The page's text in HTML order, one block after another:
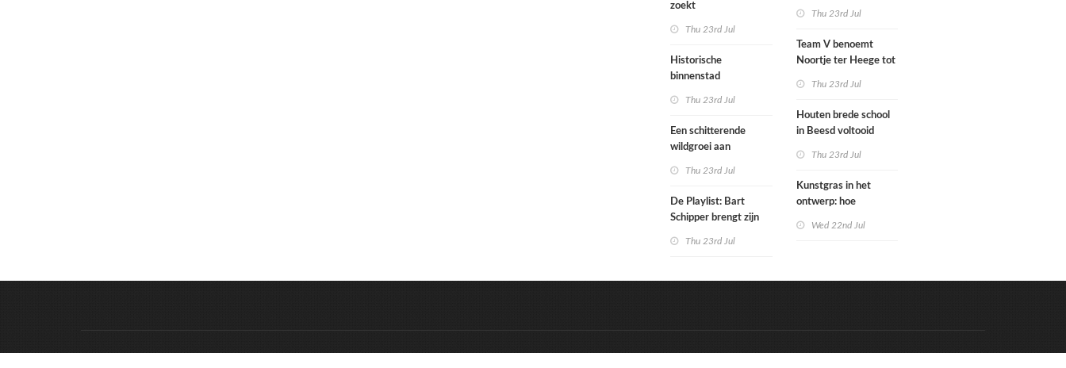
zoekt
doorrekenen met
CO2-rekenmethode
Thu 23rd Jul
Historische
binnenstad
werelderfgoed
Thu 23rd Jul
Een schitterende
wildgroei aan
Thu 23rd Jul
De Playlist: Bart
Schipper brengt zijn
Thu 23rd Jul
Thu 23rd Jul
Team V benoemt
Noortje ter Heege tot
Thu 23rd Jul
Houten brede school
in Beesd voltooid
Thu 23rd Jul
Kunstgras in het
ontwerp: hoe
Wed 22nd Jul